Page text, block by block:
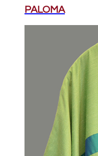
PALOMA